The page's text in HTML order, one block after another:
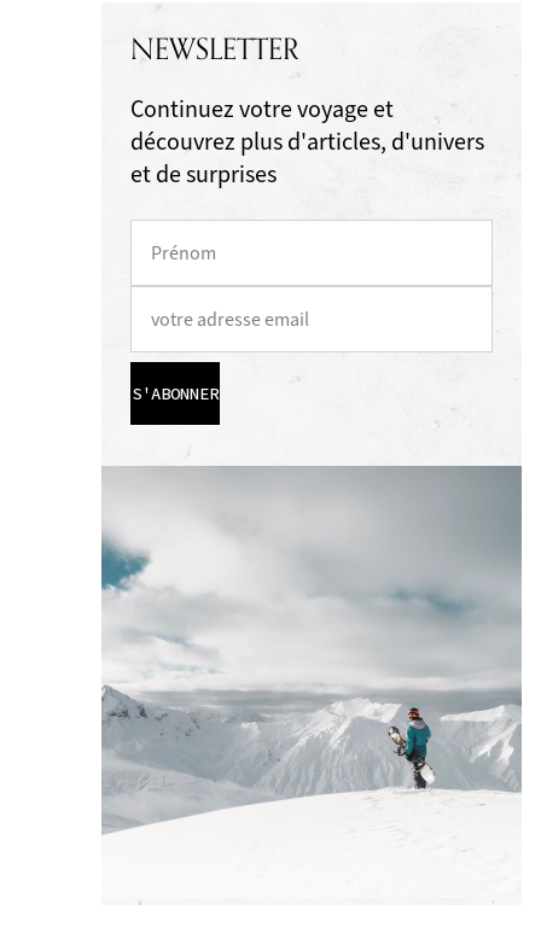
NEWSLETTER
Continuez votre voyage et
découvrez plus d'articles, d'univers
et de surprises
S'ABONNER